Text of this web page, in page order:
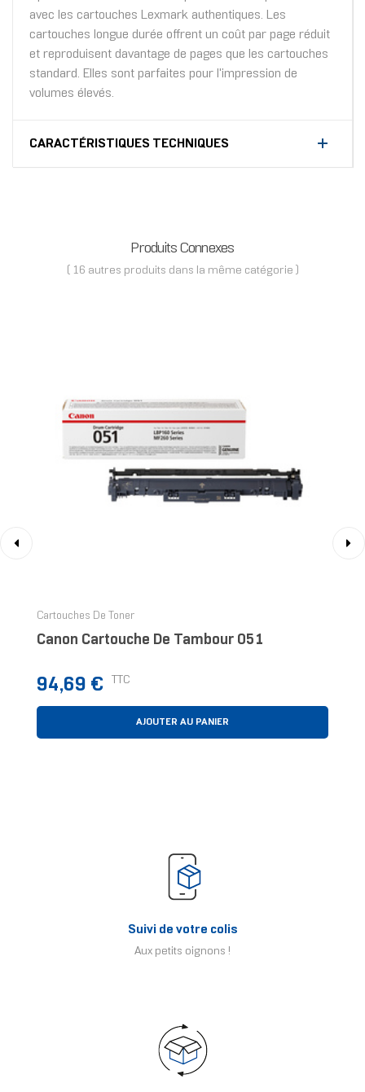
avec les cartouches Lexmark authentiques. Les
cartouches longue durée offrent un coût par page réduit
et reproduisent davantage de pages que les cartouches
standard. Elles sont parfaites pour l'impression de
volumes élevés.
CARACTÉRISTIQUES TECHNIQUES
Produits Connexes
( 16 autres produits dans la même catégorie )
Cartouches De Toner
Canon Cartouche De Tambour 051
Prix
94,69 € TTC
AJOUTER AU PANIER
Suivi de votre colis
Aux petits oignons !